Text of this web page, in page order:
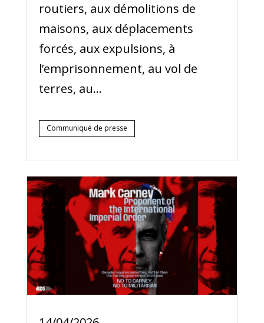
routiers, aux démolitions de
maisons, aux déplacements
forcés, aux expulsions, à
l’emprisonnement, au vol de
terres, au...
Communiqué de presse